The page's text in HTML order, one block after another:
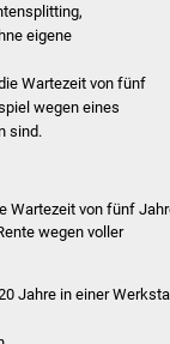
eigene
Wartezeit von fünf
wegen eines
sind.
Wartezeit von fünf
wegen voller
Jahre in einer